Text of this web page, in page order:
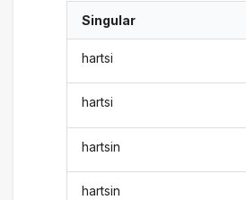
Singular
hartsi
hartsi
hartsin
hartsin